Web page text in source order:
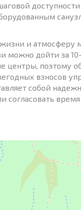
доступности
и атмосферу
можно дойти за
центры, поэтому
взносов
собой
согласовать время